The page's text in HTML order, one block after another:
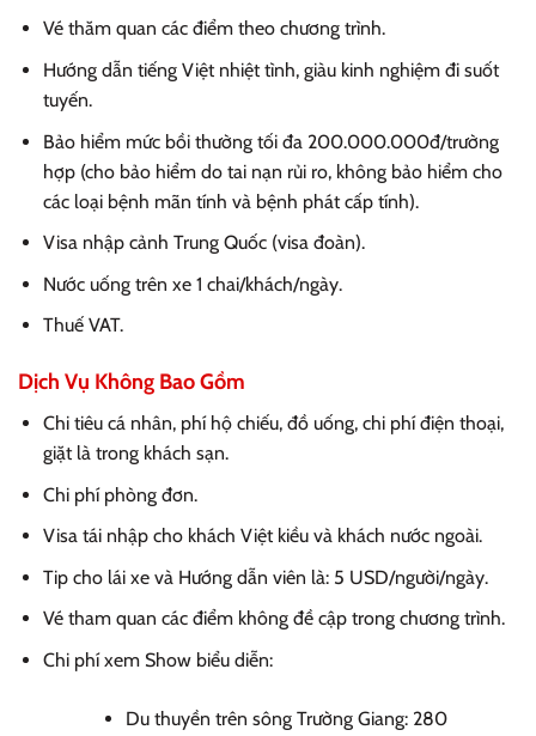
Vé thăm quan các điểm theo chương trình.
Hướng dẫn tiếng Việt nhiệt tình, giàu kinh nghiệm đi suốt
tuyến.
Bảo hiểm mức bồi thường tối đa 200.000.000đ/trường
hợp (cho bảo hiểm do tai nạn rủi ro, không bảo hiểm cho
các loại bệnh mãn tính và bệnh phát cấp tính).
Visa nhập cảnh Trung Quốc (visa đoàn).
Nước uống trên xe 1 chai/khách/ngày.
Thuế VAT.
Dịch Vụ Không Bao Gồm
Chi tiêu cá nhân, phí hộ chiếu, đồ uống, chi phí điện thoại,
giặt là trong khách sạn.
Chi phí phòng đơn.
Visa tái nhập cho khách Việt kiều và khách nước ngoài.
Tip cho lái xe và Hướng dẫn viên là: 5 USD/người/ngày.
Vé tham quan các điểm không đề cập trong chương trình.
Chi phí xem Show biểu diễn:
Du thuyền trên sông Trường Giang: 280